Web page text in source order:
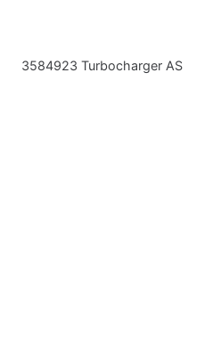
3584923 Turbocharger AS